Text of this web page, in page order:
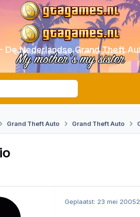
De Nederlandse Grand Theft
De Nederlandse Grand Theft Auto website!
My mother's my sister
Grand Theft Auto Grand Theft Auto
Geplaatst: 23 mei 2005